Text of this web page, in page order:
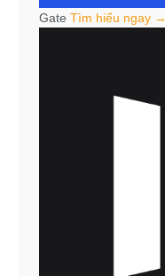
Gate Tìm hiểu ngay →